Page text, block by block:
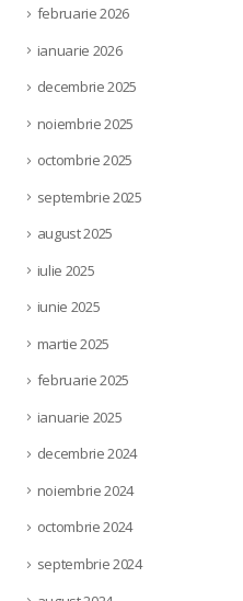
februarie 2026
ianuarie 2026
decembrie 2025
noiembrie 2025
octombrie 2025
septembrie 2025
august 2025
iulie 2025
iunie 2025
martie 2025
februarie 2025
ianuarie 2025
decembrie 2024
noiembrie 2024
octombrie 2024
septembrie 2024